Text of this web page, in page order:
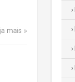
mais